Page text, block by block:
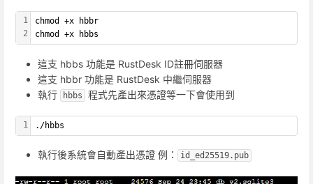
1
2
chmod +x hbbr
chmod +x hbbs
這支 hbbs 功能是 RustDesk ID註冊伺服器
這支 hbbr 功能是 RustDesk 中繼伺服器
執行
hbbs 程式先產出來憑證等一下會使用到
1 ./hbbs
執行後系統會自動產出憑證 例： id_ed25519.pub